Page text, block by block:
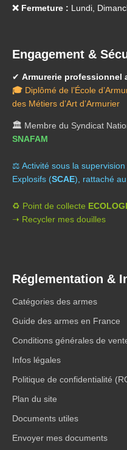
❌ Fermeture : Lundi,
Engagement &
✔ Armurerie professionnel
🎓 Diplômé de l’École
des Métiers d’Art d’Armurier
🏛️ Membre du Syndicat
SNAFAM
⚖️ Activité sous la
Explosifs (SCAE), rattaché au
♻️ Point de collecte
➝ Recycler mes douilles
Réglementation &
Catégories des armes
Guide des armes en France
Conditions générales de
Infos légales
Politique de confidentialité
Plan du site
Documents utiles
Envoyer mes documents